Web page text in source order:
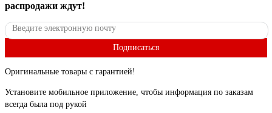
распродажи ждут!
Подписаться
Оригинальные товары с гарантией!
Установите мобильное приложение, чтобы информация по заказам
всегда была под рукой